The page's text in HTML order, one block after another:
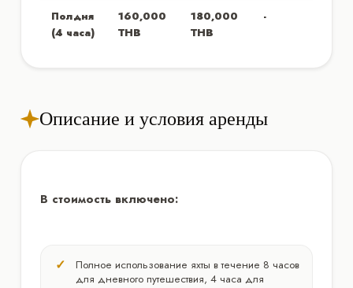
Полдня
(4 часа)
160,000
THB
180,000
THB
-
Описание и условия аренды
В стоимость включено:
Полное использование яхты в течение 8 часов
для дневного путешествия, 4 часа для